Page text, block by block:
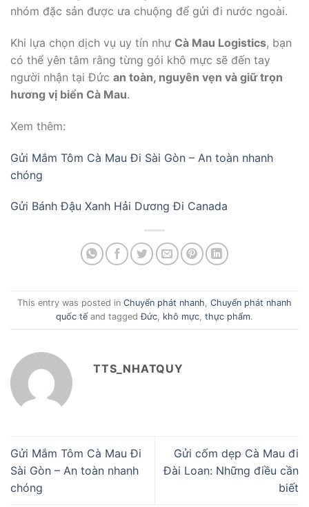
nhóm đặc sản được ưa chuộng để gửi đi nước ngoài.
Khi lựa chọn dịch vụ uy tín như Cà Mau Logistics, bạn
có thể yên tâm rằng từng gói khô mực sẽ đến tay
người nhận tại Đức an toàn, nguyên vẹn và giữ trọn
hương vị biển Cà Mau.
Xem thêm:
Gửi Mắm Tôm Cà Mau Đi Sài Gòn – An toàn nhanh
chóng
Gửi Bánh Đậu Xanh Hải Dương Đi Canada
This entry was posted in Chuyển phát nhanh Chuyển phát nhanh
quốc tếand taggedĐức khô mực thực phẩm.
TTS_NHATQUY
Gửi Mắm Tôm Cà Mau Đi
Sài Gòn – An toàn nhanh
chóng
Gửi cốm dẹp Cà Mau đi
Đài Loan: Những điều cần
biết